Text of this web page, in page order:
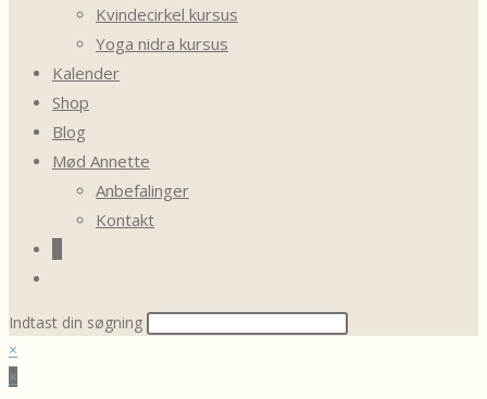
Kvindecirkel kursus
Yoga nidra kursus
Kalender
Shop
Blog
Mød Annette
Anbefalinger
Kontakt
search
Search
this
website
Indtast din søgning
×
×